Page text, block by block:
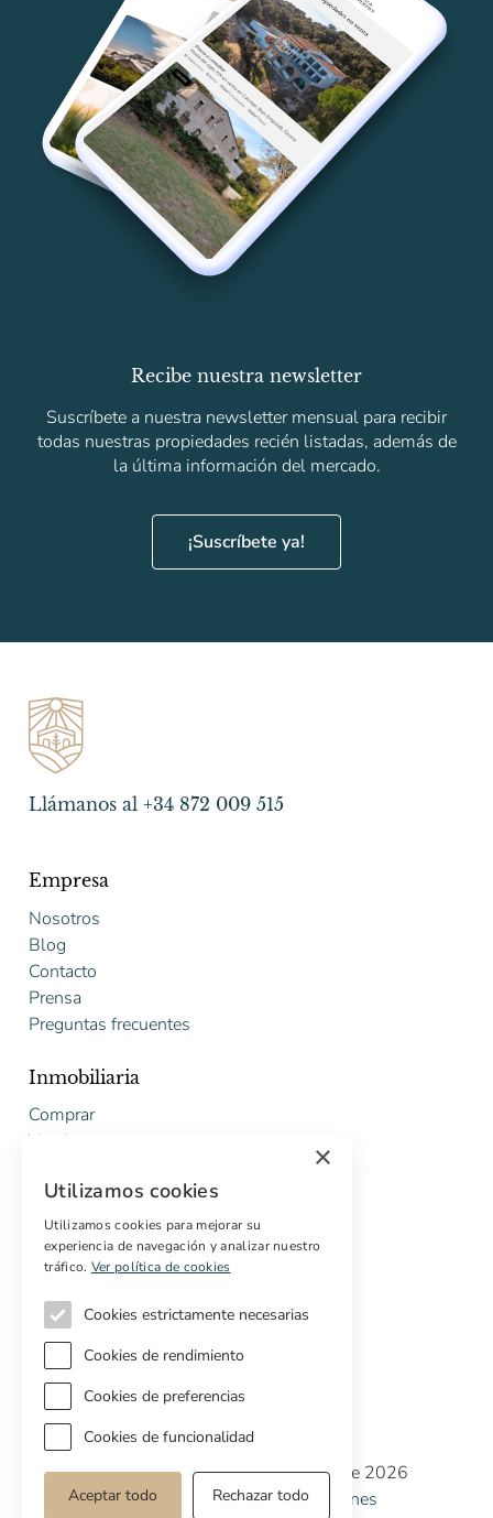
Recibe nuestra newsletter
Suscríbete a nuestra newsletter mensual para recibir
todas nuestras propiedades recién listadas, además de
la última información del mercado.
¡Suscríbete ya!
Llámanos al +34 872 009 515
Empresa
Nosotros
Blog
Contacto
Prensa
Preguntas frecuentes
Inmobiliaria
Comprar
Vender
Presupuesto gratuito de rehabilitación
Servicios
Marketing digital
Propiedades off-market
Servicios para compradores
Copyright © Cottage Properties Real Estate 2026
Política de Privacidad
Terminos y Condiciones
×
Utilizamos cookies
Utilizamos cookies para mejorar su
experiencia de navegación y analizar nuestro
tráfico. Ver política de cookies
Cookies estrictamente necesarias
Cookies de rendimiento
Cookies de preferencias
Cookies de funcionalidad
Aceptar todo Rechazar todo